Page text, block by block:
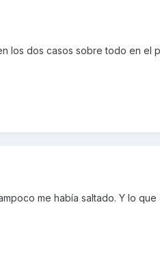
los dos casos sobre todo en el
me había saltado. Y lo